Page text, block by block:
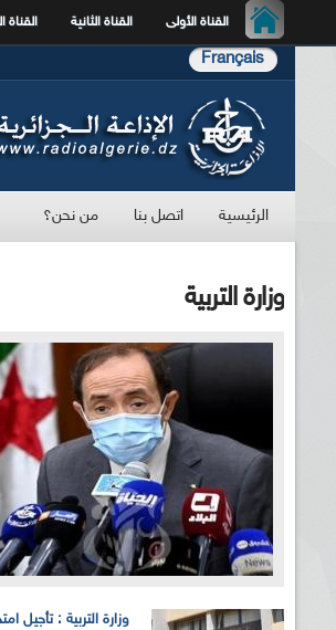
القناة الأولى القناة الثانية القناة
Français
الرئيسية اتصل بنا من نحن؟
وزارة التربية
وزارة التربية : تأجيل